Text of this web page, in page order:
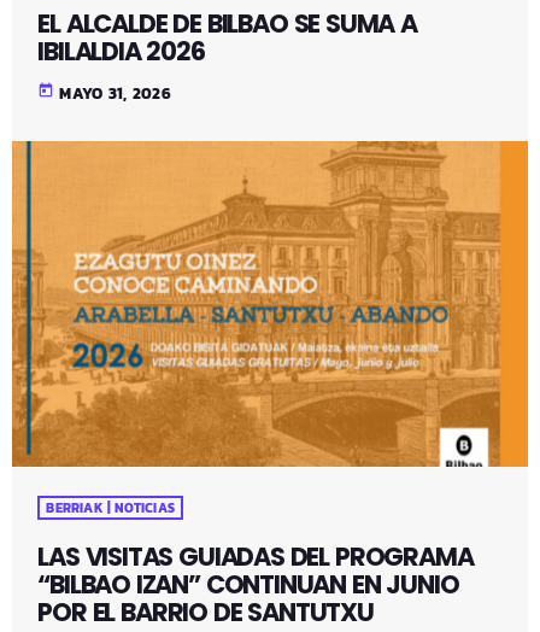
EL ALCALDE DE BILBAO SE SUMA A
IBILALDIA 2026
today MAYO 31, 2026
BERRIAK | NOTICIAS
LAS VISITAS GUIADAS DEL PROGRAMA
“BILBAO IZAN” CONTINUAN EN JUNIO
POR EL BARRIO DE SANTUTXU